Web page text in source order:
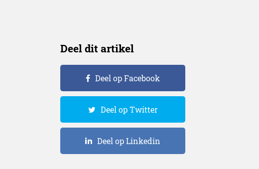
Deel dit artikel
Deel op Facebook
Deel op Twitter
Deel op Linkedin